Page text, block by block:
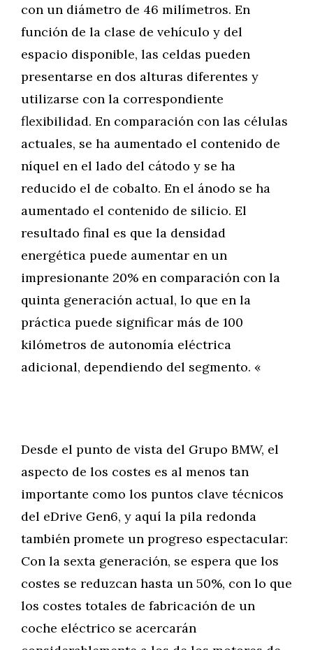
con un diámetro de 46 milímetros. En
función de la clase de vehículo y del
espacio disponible, las celdas pueden
presentarse en dos alturas diferentes y
utilizarse con la correspondiente
flexibilidad. En comparación con las células
actuales, se ha aumentado el contenido de
níquel en el lado del cátodo y se ha
reducido el de cobalto. En el ánodo se ha
aumentado el contenido de silicio. El
resultado final es que la densidad
energética puede aumentar en un
impresionante 20% en comparación con la
quinta generación actual, lo que en la
práctica puede significar más de 100
kilómetros de autonomía eléctrica
adicional, dependiendo del segmento. «
Desde el punto de vista del Grupo BMW, el
aspecto de los costes es al menos tan
importante como los puntos clave técnicos
del eDrive Gen6, y aquí la pila redonda
también promete un progreso espectacular:
Con la sexta generación, se espera que los
costes se reduzcan hasta un 50%, con lo que
los costes totales de fabricación de un
coche eléctrico se acercarán